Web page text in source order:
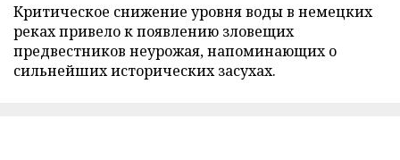
Критическое снижение уровня воды в немецких
реках привело к появлению зловещих
предвестников неурожая, напоминающих о
сильнейших исторических засухах.